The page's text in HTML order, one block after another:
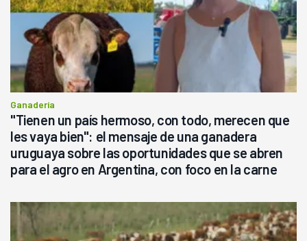
Ganadería
"Tienen un país hermoso, con todo, merecen que
les vaya bien": el mensaje de una ganadera
uruguaya sobre las oportunidades que se abren
para el agro en Argentina, con foco en la carne